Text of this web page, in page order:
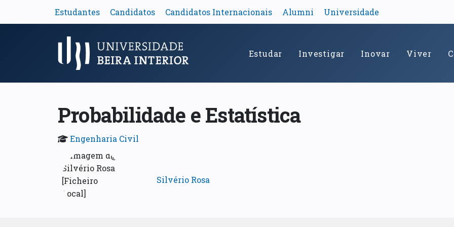
Estudantes Candidatos Candidatos Internacionais Alumni Universidade
Menu Principal Estudar Investigar Inovar Viver
Probabilidade e Estatística
Engenharia Civil
Silvério Rosa